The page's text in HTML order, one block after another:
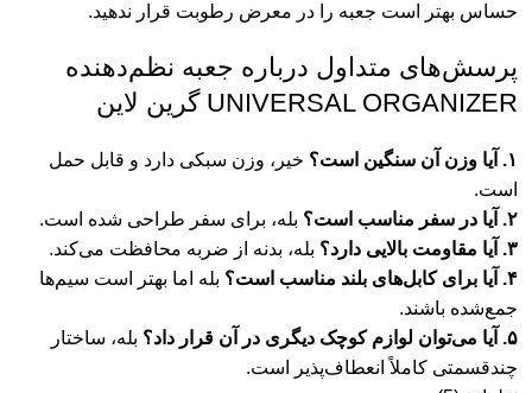
حساس بهتر است جعبه را در معرض رطوبت قرار ندهید.
پرسش‌های متداول درباره جعبه نظم‌دهنده
UNIVERSAL ORGANIZER گرین لاین
۱. آیا وزن آن سنگین است؟
خیر، وزن سبکی دارد و قابل حمل
است.
۲. آیا در سفر مناسب است؟
بله، برای سفر طراحی شده است.
۳. آیا مقاومت بالایی دارد؟
بله، بدنه از ضربه محافظت می‌کند.
۴. آیا برای کابل‌های بلند مناسب است؟
بله اما بهتر است سیم‌ها
جمع‌شده باشند.
۵. آیا می‌توان لوازم کوچک دیگری در آن قرار داد؟
بله، ساختار
چندقسمتی کاملاً انعطاف‌پذیر است.